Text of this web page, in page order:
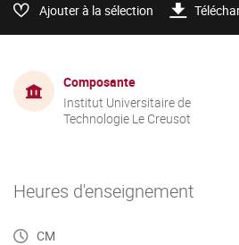
Ajouter à la sélection
Composante
Institut Universitaire de
Technologie Le Creusot
Heures d'enseignement
CM